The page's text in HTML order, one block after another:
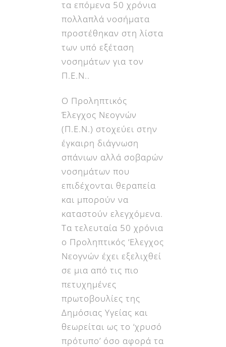
Ο Προληπτικός
Έλεγχος Νεογνών
(Π.Ε.Ν.) στοχεύει στην
έγκαιρη διάγνωση
σπάνιων αλλά σοβαρών
νοσημάτων που
επιδέχονται θεραπεία
και μπορούν να
καταστούν ελεγχόμενα.
Τα τελευταία 50 χρόνια
ο Προληπτικός ‘Ελεγχος
Νεογνών έχει εξελιχθεί
σε μια από τις πιο
πετυχημένες
πρωτοβουλίες της
Δημόσιας Υγείας και
θεωρείται ως το ‘χρυσό
πρότυπο’ όσο αφορά τα
τα επόμενα 50 χρόνια
πολλαπλά νοσήματα
προστέθηκαν στη λίστα
των υπό εξέταση
νοσημάτων για τον
Π.Ε.Ν..